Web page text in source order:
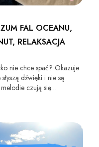
FAL OCEANU,
RELAKSACJA
nie chce spać? Okazuje
dźwięki i nie są
czują się
nasze wideo i pozwól,